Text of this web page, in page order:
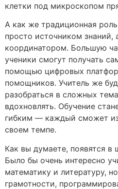
клетки под микроскопом
А как же традиционная
просто источником знаний,
координатором. Большую
ученики смогут получать
помощью цифровых
помощников. Учитель же
разобраться в сложных
вдохновлять. Обучение
гибким — каждый сможет
своем темпе.
Как вы думаете, появятся
Было бы очень интересно
математику и литературу,
грамотности,